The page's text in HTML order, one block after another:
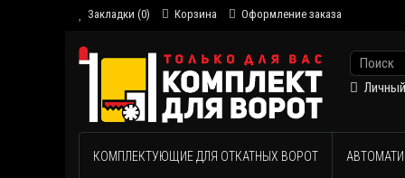
Закладки (0) Корзина Оформление заказа
КОМПЛЕКТУЮЩИЕ ДЛЯ ОТКАТНЫХ ВОРОТ